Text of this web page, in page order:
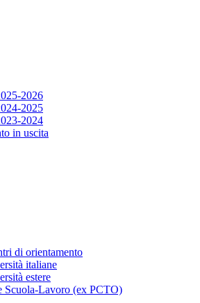
2026
2025
2024
in uscita
di orientamento
italiane
estere
Scuola-Lavoro (ex PCTO)